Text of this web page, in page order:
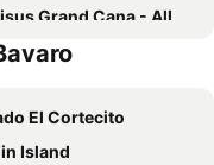
Grand Cana - All Suites
by Sheraton Puntacana
Palace Bavaro
El Cortecito
Island